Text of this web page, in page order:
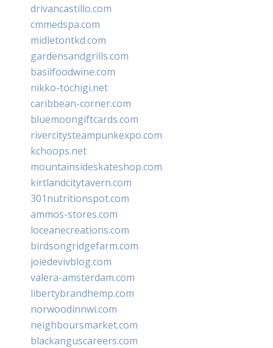
drivancastillo.com
cmmedspa.com
midletontkd.com
gardensandgrills.com
basilfoodwine.com
nikko-tochigi.net
caribbean-corner.com
bluemoongiftcards.com
rivercitysteampunkexpo.com
kchoops.net
mountainsideskateshop.com
kirtlandcitytavern.com
301nutritionspot.com
ammos-stores.com
loceanecreations.com
birdsongridgefarm.com
joiedevivblog.com
valera-amsterdam.com
libertybrandhemp.com
norwoodinnwi.com
neighboursmarket.com
blackanguscareers.com